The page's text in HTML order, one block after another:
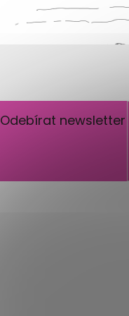
Odebírat newsletter